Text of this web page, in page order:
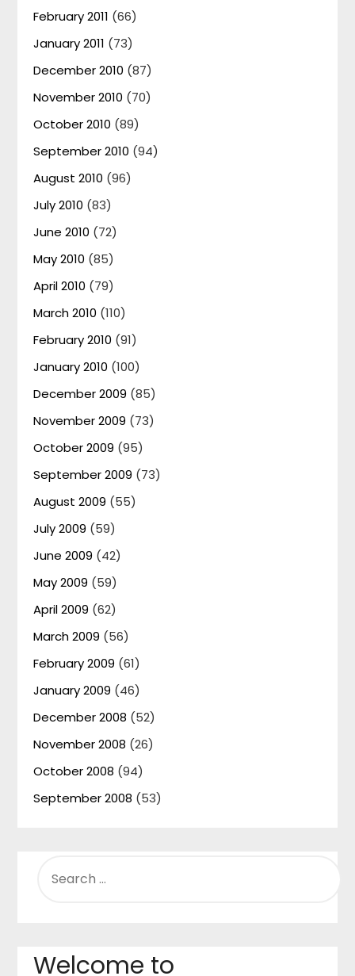
February 2011 (66)
January 2011 (73)
December 2010 (87)
November 2010 (70)
October 2010 (89)
September 2010 (94)
August 2010 (96)
July 2010 (83)
June 2010 (72)
May 2010 (85)
April 2010 (79)
March 2010 (110)
February 2010 (91)
January 2010 (100)
December 2009 (85)
November 2009 (73)
October 2009 (95)
September 2009 (73)
August 2009 (55)
July 2009 (59)
June 2009 (42)
May 2009 (59)
April 2009 (62)
March 2009 (56)
February 2009 (61)
January 2009 (46)
December 2008 (52)
November 2008 (26)
October 2008 (94)
September 2008 (53)
FOR:
Welcome to